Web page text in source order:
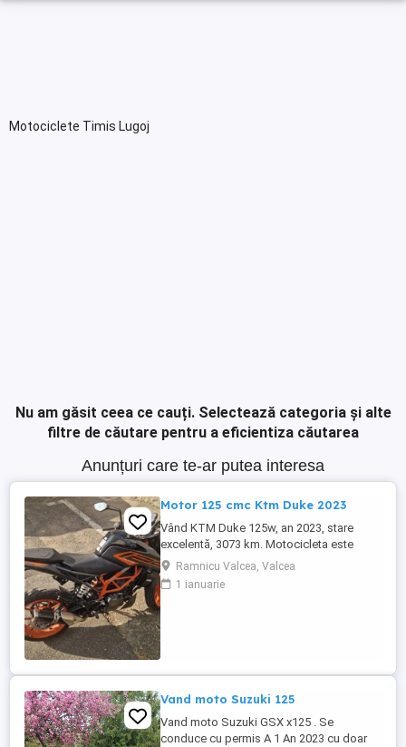
Motociclete Timis Lugoj
Nu am găsit ceea ce cauți. Selectează categoria și alte
filtre de căutare pentru a eficientiza căutarea
Anunțuri care te-ar putea interesa
Motor 125 cmc Ktm Duke 2023
Vând KTM Duke 125w, an 2023, stare
excelentă, 3073 km. Motocicleta este
ideală pentru începători sau pentru oraș.
Fără daune, lovituri!
Ramnicu Valcea, Valcea
1 ianuarie
Vand moto Suzuki 125
Vand moto Suzuki GSX x125 . Se
conduce cu permis A 1 An 2023 cu doar